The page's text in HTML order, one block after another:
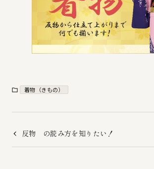
着物（きもの）
反物 の読み方を知りたい！